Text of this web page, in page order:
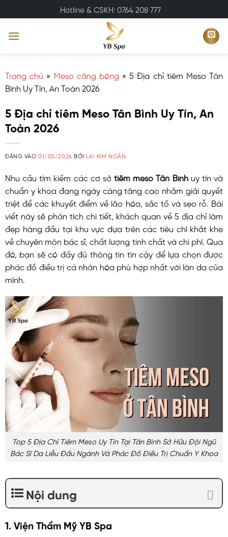
qua
nội
Hotline & CSKH: 0764 208 777
Trang chủ » Meso căng bóng » 5 Địa chỉ tiêm Meso Tân
Bình Uy Tín, An Toàn 2026
5 Địa chỉ tiêm Meso Tân Bình Uy Tín, An
Toàn 2026
ĐĂNG VÀO01/05/2026 BỞI LAI KIM NGÂN
Nhu cầu tìm kiếm các cơ sởtiêm meso Tân Bình uy tín và
chuẩn y khoa đang ngày càng tăng cao nhằm giải quyết
triệt để các khuyết điểm về lão hóa, sắc tố và sẹo rỗ. Bài
viết này sẽ phân tích chi tiết, khách quan về 5 địa chỉ làm
đẹp hàng đầu tại khu vực dựa trên các tiêu chí khắt khe
về chuyên môn bác sĩ, chất lượng tinh chất và chi phí. Qua
đó, bạn sẽ có đầy đủ thông tin tin cậy để lựa chọn được
phác đồ điều trị cá nhân hóa phù hợp nhất với làn da của
mình.
Top 5 Địa Chỉ Tiêm Meso Uy Tín Tại Tân Bình Sở Hữu Đội Ngũ
Bác Sĩ Da Liễu Đầu Ngành Và Phác Đồ Điều Trị Chuẩn Y Khoa
Nội dung
1. Viện Thẩm Mỹ YB Spa